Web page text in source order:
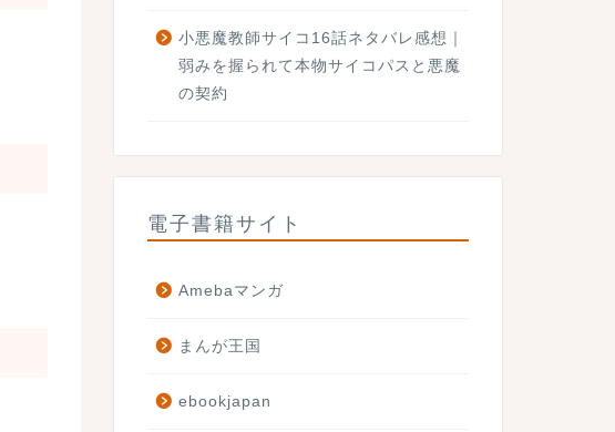
小悪魔教師サイコ16話ネタバレ感想｜
弱みを握られて本物サイコパスと悪魔
の契約
電子書籍サイト
Amebaマンガ
まんが王国
ebookjapan